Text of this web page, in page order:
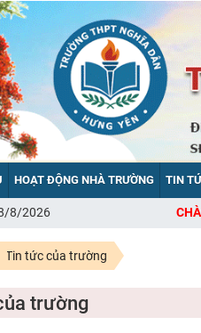
HOẠT ĐỘNG NHÀ TRƯỜNG TIN
8/2026 CHÀO MỪNG
Tin tức của trường
trường